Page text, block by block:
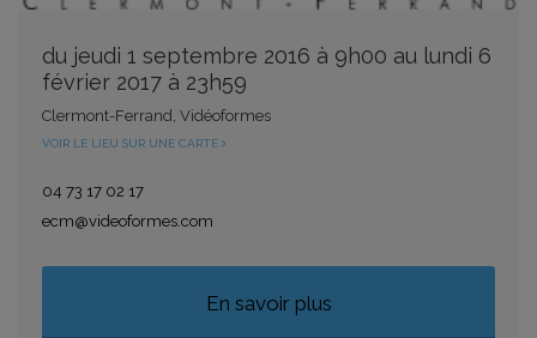
du jeudi 1 septembre 2016 à 9h00 au lundi 6
février 2017 à 23h59
Clermont-Ferrand, Vidéoformes
VOIR LE LIEU SUR UNE CARTE
04 73 17 02 17
ecm@videoformes.com
En savoir plus